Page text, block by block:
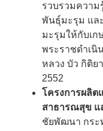
รวบรวมความ
พันธุ์มะรุม แล
มะรุมให้กับเก
พระราชดำเนิ
หลวง บัว กิติย
2552
โครงการผลิ
สาธารณสุข แ
ชัยพัฒนา กระ